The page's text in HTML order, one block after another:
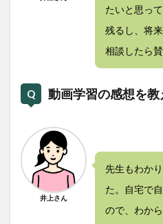
たいと思っ
残るし、将
相談したら
動画学習の感想を教
井上さん
先生もわか
た。自宅で
ので、わか